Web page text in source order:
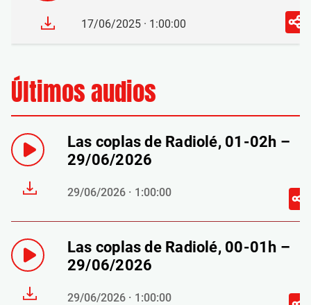
17/06/2025 · 1:00:00
Últimos audios
Las coplas de Radiolé, 01-02h –
29/06/2026
29/06/2026 · 1:00:00
Las coplas de Radiolé, 00-01h –
29/06/2026
29/06/2026 · 1:00:00